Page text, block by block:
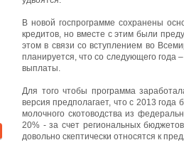
В новой госпрограмме сохранены
кредитов, но вместе с этим были
этом в связи со вступлением во
планируется, что со следующего года
выплаты.
Для того чтобы программа
версия предполагает, что с 2013
молочного скотоводства из
20% - за счет региональных
довольно скептически относятся к